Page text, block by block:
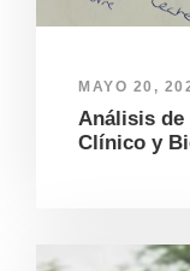
MAYO 20,
Análisis
Clínico y